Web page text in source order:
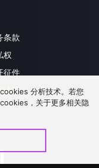
条款
权
征件
洽談
分析技术。若您
，关于更多相关隐